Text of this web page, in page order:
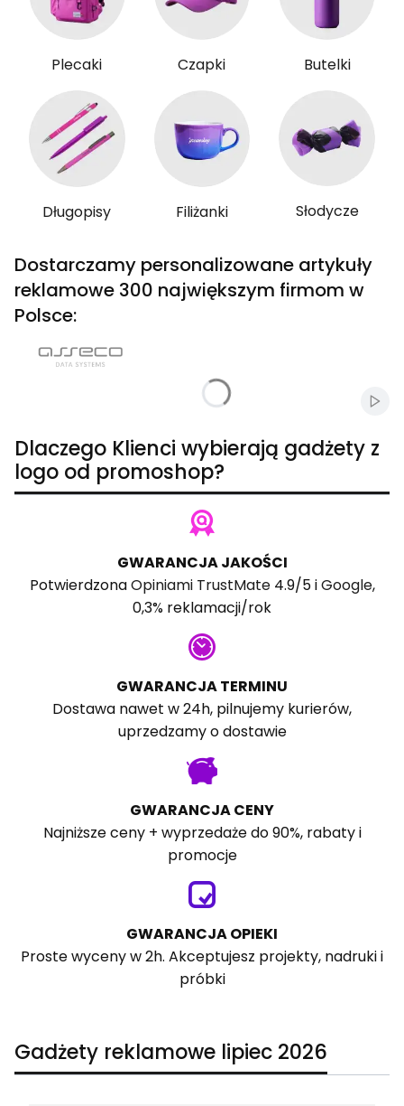
Plecaki Czapki Butelki
Długopisy Filiżanki Słodycze
Dostarczamy personalizowane artykuły
reklamowe 300 największym firmom w
Polsce:
Dlaczego Klienci wybierają gadżety z
logo od promoshop?
GWARANCJA JAKOŚCI
PotwierdzonaOpiniami TrustMate4.9/5 iGoogle,
0,3% reklamacji/rok
GWARANCJA TERMINU
Dostawa nawet w 24h, pilnujemy kurierów,
uprzedzamy o dostawie
GWARANCJA CENY
Najniższe ceny + wyprzedaże do 90%, rabaty i
promocje
GWARANCJA OPIEKI
Proste wyceny w 2h. Akceptujesz projekty, nadruki i
próbki
Gadżety reklamowe lipiec 2026